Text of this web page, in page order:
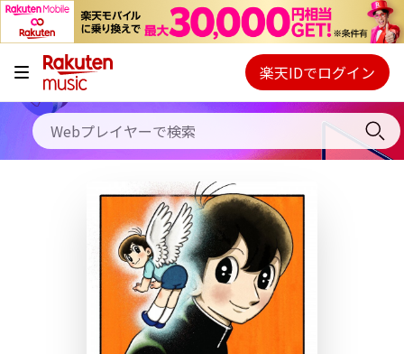
キャンペーン
料金プラン
使い方
初回30日間無料お試し
Webプレイヤー
ご契約内容の確認・変更
楽天IDでログイン